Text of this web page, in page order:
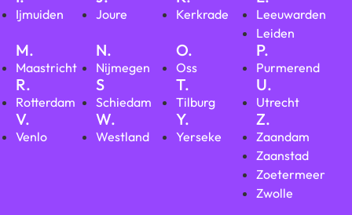
Ijmuiden Joure Kerkrade
Leeuwarden
Leiden
M.
Maastricht
N.
Nijmegen
O.
Oss
P.
Purmerend
R.
Rotterdam
S
Schiedam
T.
Tilburg
U.
Utrecht
V.
Venlo
W.
Westland
Y.
Yerseke
Z.
Zaandam
Zaanstad
Zoetermeer
Zwolle